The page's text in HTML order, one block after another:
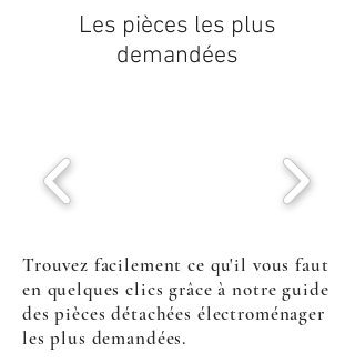
Les pièces les plus
demandées
Trouvez facilement ce qu'il vous faut
en quelques clics grâce à notre guide
des pièces détachées électroménager
les plus demandées.